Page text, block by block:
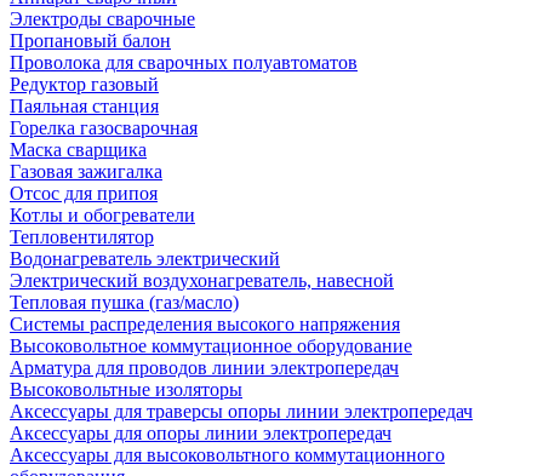
Электроды сварочные
Пропановый балон
Проволока для сварочных полуавтоматов
Редуктор газовый
Паяльная станция
Горелка газосварочная
Маска сварщика
Газовая зажигалка
Отсос для припоя
Котлы и обогреватели
Тепловентилятор
Водонагреватель электрический
Электрический воздухонагреватель, навесной
Тепловая пушка (газ/масло)
Системы распределения высокого напряжения
Высоковольтное коммутационное оборудование
Арматура для проводов линии электропередач
Высоковольтные изоляторы
Аксессуары для траверсы опоры линии электропередач
Аксессуары для опоры линии электропередач
Аксессуары для высоковольтного коммутационного